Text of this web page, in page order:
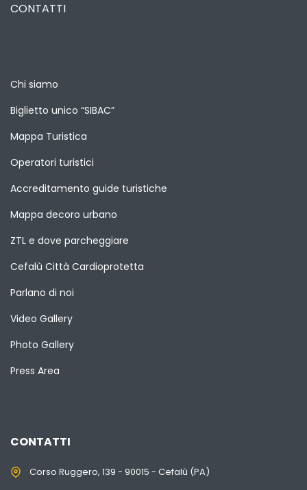
CONTATTI
Chi siamo
Biglietto unico “SIBAC”
Mappa Turistica
Operatori turistici
Accreditamento guide turistiche
Mappa decoro urbano
ZTL e dove parcheggiare
Cefalù Città Cardioprotetta
Parlano di noi
Video Gallery
Photo Gallery
Press Area
CONTATTI
Corso Ruggero, 139 - 90015 - Cefalù (PA)